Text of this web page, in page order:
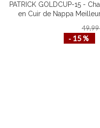
PATRICK GOLDCUP-15 -
en Cuir de Nappa
‐ 15 %